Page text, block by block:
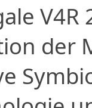
der